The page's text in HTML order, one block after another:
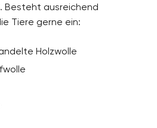
Besteht ausreichend
Tiere gerne ein:
Holzwolle